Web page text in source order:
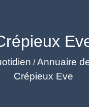
/Annuaire
Crépieux Eve